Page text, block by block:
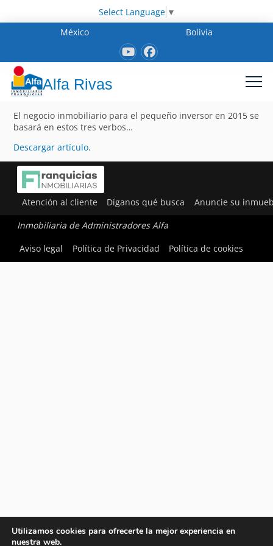
Select Language ▼
México
Bolivia
Alfa Rivas
El negocio inmobiliario para el pequeño inversor en 2015 se
basará en estos tres verbos…
Descargar artículo.
Atención al cliente Díganos qué busca Anuncie su
Inmobiliaria de Administradores Alfa
Aviso legal
Política de Privacidad Política de cookies
Utilizamos cookies para ofrecerte la mejor experiencia en
nuestra web.